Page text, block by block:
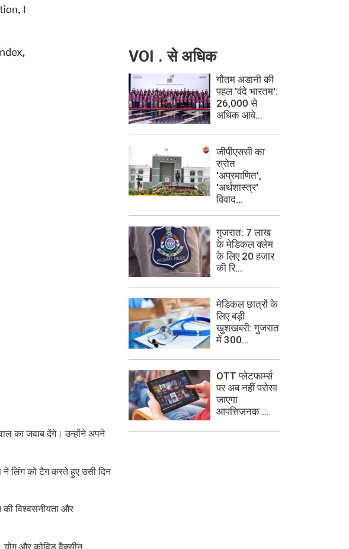
का जवाब देंगे। उन्होंने अपने
ने लिंग को टैग करते हुए उसी दिन
की विश्वसनीयता और
VOI . से अधिक
गौतम अडानी की
पहल 'वंदे भारतम':
26,000 से
अधिक आवे...
जीपीएससी का
स्रोत
'अप्रमाणित',
'अर्थशास्त्र'
विवाद...
गुजरात: 7 लाख
के मेडिकल क्लेम
के लिए 20 हजार
की रि...
मेडिकल छात्रों के
लिए बड़ी
खुशखबरी: गुजरात
में 300...
OTT प्लेटफार्म्स
पर अब नहीं परोसा
जाएगा
आपत्तिजनक ...